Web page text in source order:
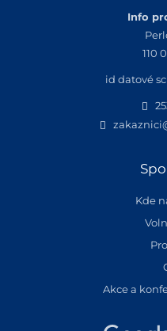
Info
110
id datové
Kde
Akce a